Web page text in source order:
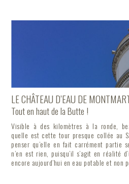
LE CHÂTEAU D’EAU DE
Tout en haut de la Butte !
Visible à des kilomètres à la ronde,
quelle est cette tour presque collée au
penser qu’elle en fait carrément partie
n’en est rien, puisqu’il s’agit en réalité
encore aujourd’hui en eau potable et non